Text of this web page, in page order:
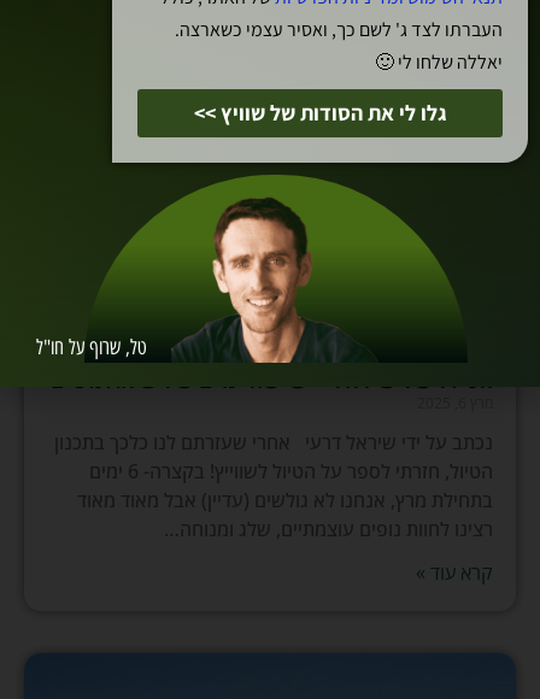
הטיול של שיראל – שישה ימים של שלג ונופים
נכתב על ידי שיראל דרעי אחרי שעזרתם לנו כלכך בתכנון
הטיול, חזרתי לספר על הטיול לשווייץ! בקצרה- 6 ימים
בתחילת מרץ, אנחנו לא גולשים (עדיין) אבל מאוד מאוד
רצינו לחוות נופים עוצמתיים, שלג ומנוחה…
קרא עוד »
העברתו לצד ג' לשם כך, ואסיר עצמי כשארצה.
יאללה שלחו לי 🙂
גלו לי את הסודות של שוויץ >>
טל, שרוף על חו"ל